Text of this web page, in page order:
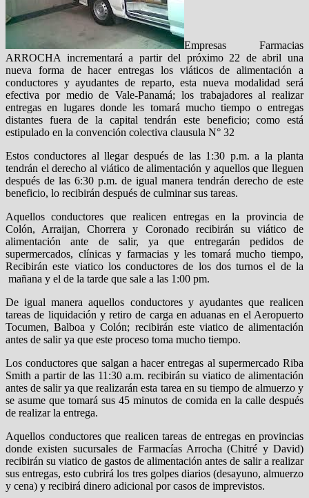
Empresas Farmacias
ARROCHA incrementará a partir del próximo 22 de abril una
nueva forma de hacer entregas los viáticos de alimentación a
conductores y ayudantes de reparto, esta nueva modalidad será
efectiva por medio de Vale-Panamá; los trabajadores al realizar
entregas en lugares donde les tomará mucho tiempo o entregas
distantes fuera de la capital tendrán este beneficio; como está
estipulado en la convención colectiva clausula N° 32
Estos conductores al llegar después de las 1:30 p.m. a la planta
tendrán el derecho al viático de alimentación y aquellos que lleguen
después de las 6:30 p.m. de igual manera tendrán derecho de este
beneficio, lo recibirán después de culminar sus tareas.
Aquellos conductores que realicen entregas en la provincia de
Colón, Arraijan, Chorrera y Coronado recibirán su viático de
alimentación ante de salir, ya que entregarán pedidos de
supermercados, clínicas y farmacias y les tomará mucho tiempo,
Recibirán este viatico los conductores de los dos turnos el de la
mañana y el de la tarde que sale a las 1:00 pm.
De igual manera aquellos conductores y ayudantes que realicen
tareas de liquidación y retiro de carga en aduanas en el Aeropuerto
Tocumen, Balboa y Colón; recibirán este viatico de alimentación
antes de salir ya que este proceso toma mucho tiempo.
Los conductores que salgan a hacer entregas al supermercado Riba
Smith a partir de las 11:30 a.m. recibirán su viatico de alimentación
antes de salir ya que realizarán esta tarea en su tiempo de almuerzo y
se asume que tomará sus 45 minutos de comida en la calle después
de realizar la entrega.
Aquellos conductores que realicen tareas de entregas en provincias
donde existen sucursales de Farmacías Arrocha (Chitré y David)
recibirán su viatico de gastos de alimentación antes de salir a realizar
sus entregas, esto cubrirá los tres golpes diarios (desayuno, almuerzo
y cena) y recibirá dinero adicional por casos de imprevistos.